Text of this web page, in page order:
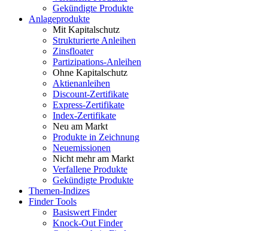
Gekündigte Produkte
Anlageprodukte
Mit Kapitalschutz
Strukturierte Anleihen
Zinsfloater
Partizipations-Anleihen
Ohne Kapitalschutz
Aktienanleihen
Discount-Zertifikate
Express-Zertifikate
Index-Zertifikate
Neu am Markt
Produkte in Zeichnung
Neuemissionen
Nicht mehr am Markt
Verfallene Produkte
Gekündigte Produkte
Themen-Indizes
Finder Tools
Basiswert Finder
Knock-Out Finder